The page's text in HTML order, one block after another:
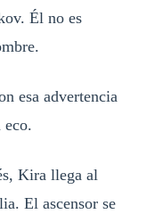
Él no es
esa advertencia
eco.
Kira llega al
El ascensor se